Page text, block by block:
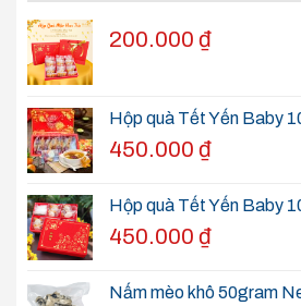
200.000 ₫
Hộp quà Tết Yến Baby
450.000 ₫
Hộp quà Tết Yến Baby
450.000 ₫
Nấm mèo khô 50gram